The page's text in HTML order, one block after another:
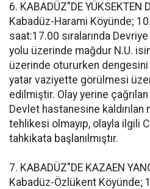
6. KABADÜZ"DE YÜKSEKTEN
Kabadüz-Harami Köyünde;
saat:17.00 sıralarında
yolu üzerinde mağdur N.U.
üzerinde otururken
yatar vaziyette görülmesi
edilmiştir. Olay yerine
Devlet hastanesine kaldırılan
tehlikesi olmayıp, olayla ilgili
tahkikata başlanılmıştır.
7. KABADÜZ"DE KAZAEN
Kabadüz-Özlükent Köyünde;